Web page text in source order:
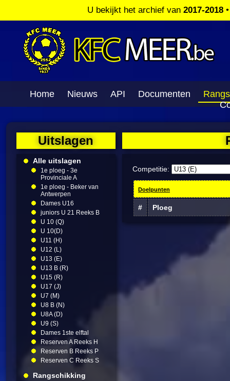
U bekijkt het archief van 2017-2018
Home Nieuws API Documenten
Uitslagen
Alle uitslagen
1e ploeg - 3e
Provinciale A
1e ploeg - Beker van
Antwerpen
Dames U16
juniors U 21 Reeks B
U 10 (Q)
U 10(D)
U11 (H)
U12 (L)
U13 (E)
U13 B (R)
U15 (R)
U17 (J)
U7 (M)
U8 B (N)
U8A (D)
U9 (S)
Dames 1ste elftal
Reserven A Reeks H
Reserven B Reeks P
Reserven C Reeks S
Rangschikking
Competitie:
Doelpunten
# Ploeg